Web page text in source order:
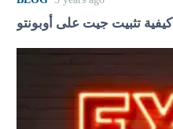
كيفية تثبيت جيت على أوبونتو